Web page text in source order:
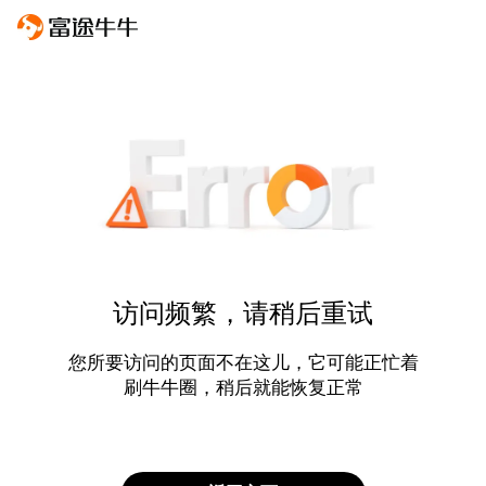
访问频繁，请稍后重试
您所要访问的页面不在这儿，它可能正忙着
刷牛牛圈，稍后就能恢复正常